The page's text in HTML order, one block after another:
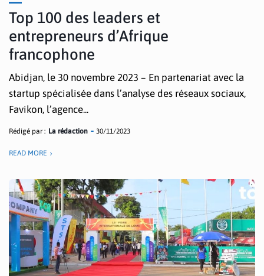
Top 100 des leaders et
entrepreneurs d’Afrique
francophone
Abidjan, le 30 novembre 2023 – En partenariat avec la
startup spécialisée dans l’analyse des réseaux sociaux,
Favikon, l’agence...
Rédigé par : La rédaction 30/11/2023
READ MORE